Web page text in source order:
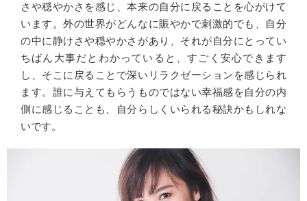
さや穏やかさを感じ、本来の自分に戻ることを心がけて
います。外の世界がどんなに賑やかで刺激的でも、自分
の中に静けさや穏やかさがあり、それが自分にとってい
ちばん大事だとわかっていると、すごく安心できます
し、そこに戻ることで深いリラクゼーションを感じられ
ます。誰に与えてもらうものではない幸福感を自分の内
側に感じることも、自分らしくいられる秘訣かもしれな
いです。